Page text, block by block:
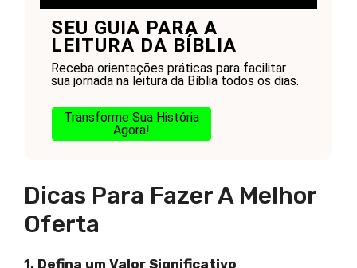
SEU GUIA PARA A
LEITURA DA BÍBLIA
Receba orientações práticas para facilitar
sua jornada na leitura da Bíblia todos os dias.
Transforme Sua História
Agora!
Dicas Para Fazer A Melhor
Oferta
1. Defina um Valor Significativo